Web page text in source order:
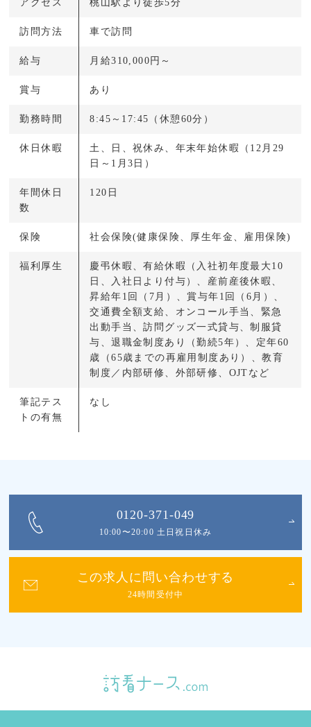
アクセス 桃山駅より徒歩5分
訪問方法 車で訪問
給与 月給310,000円～
賞与 あり
勤務時間 8:45～17:45（休憩60分）
休日休暇
土、日、祝休み、年末年始休暇（12月29
日～1月3日）
年間休日
数
120日
保険 社会保険(健康保険、厚生年金、雇用保険)
福利厚生
慶弔休暇、有給休暇（入社初年度最大10
日、入社日より付与）、産前産後休暇、
昇給年1回（7月）、賞与年1回（6月）、
交通費全額支給、オンコール手当、緊急
出動手当、訪問グッズ一式貸与、制服貸
与、退職金制度あり（勤続5年）、定年60
歳（65歳までの再雇用制度あり）、教育
制度／内部研修、外部研修、OJTなど
筆記テス
トの有無
なし
0120-371-049
10:00〜20:00 土日祝日休み
この求人に問い合わせする
24時間受付中